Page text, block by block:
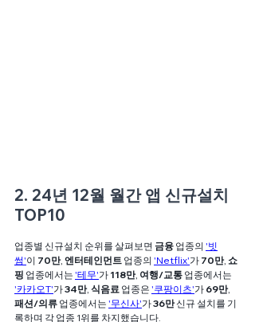
2. 24년 12월 월간 앱 신규설치
TOP10
업종별 신규설치 순위를 살펴보면 금융 업종의 '빗
썸'이 70만, 엔터테인먼트 업종의 'Netflix'가 70만, 쇼
핑 업종에서는 '테무'가 118만, 여행/교통 업종에서는
'카카오T'가 34만, 식음료 업종은 '쿠팡이츠'가 69만,
패션/의류 업종에서는 '무신사'가 36만 신규 설치를 기
록하며 각 업종 1위를 차지했습니다.